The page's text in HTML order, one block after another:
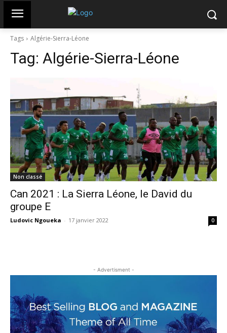
Tags Algérie-Sierra-Léone
Tag: Algérie-Sierra-Léone
Non classé
Can 2021 : La Sierra Léone, le David du
groupe E
Ludovic Ngoueka - 17 janvier 2022 0
- Advertisment -